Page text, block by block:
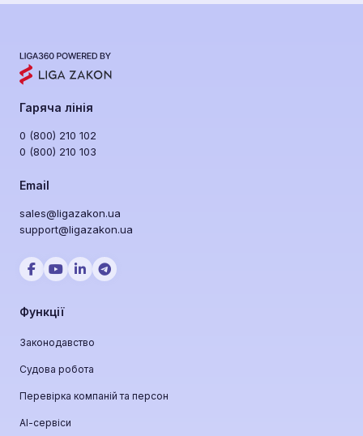
Гаряча лінія
0 (800) 210 102
0 (800) 210 103
Email
sales@ligazakon.ua
support@ligazakon.ua
Функції
Законодавство
Судова робота
Перевірка компаній та персон
АІ-сервіси